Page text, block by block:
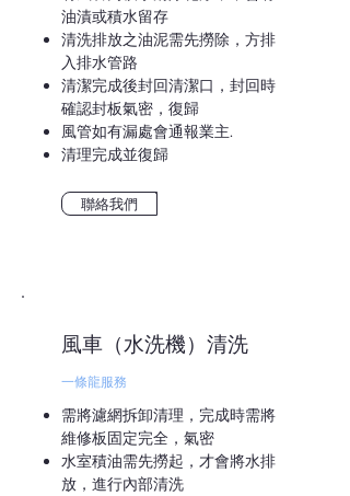
油漬或積水留存
清洗排放之油泥需先撈除，方排
入排水管路
清潔完成後封回清潔口，封回時
確認封板氣密，復歸
風管如有漏處會通報業主.
清理完成並復歸
聯絡我們
風車（水洗機）清洗
​一條龍服務
需將濾網拆卸清理，完成時需將
維修板固定完全，氣密
水室積油需先撈起，才會將水排
放，進行內部清洗